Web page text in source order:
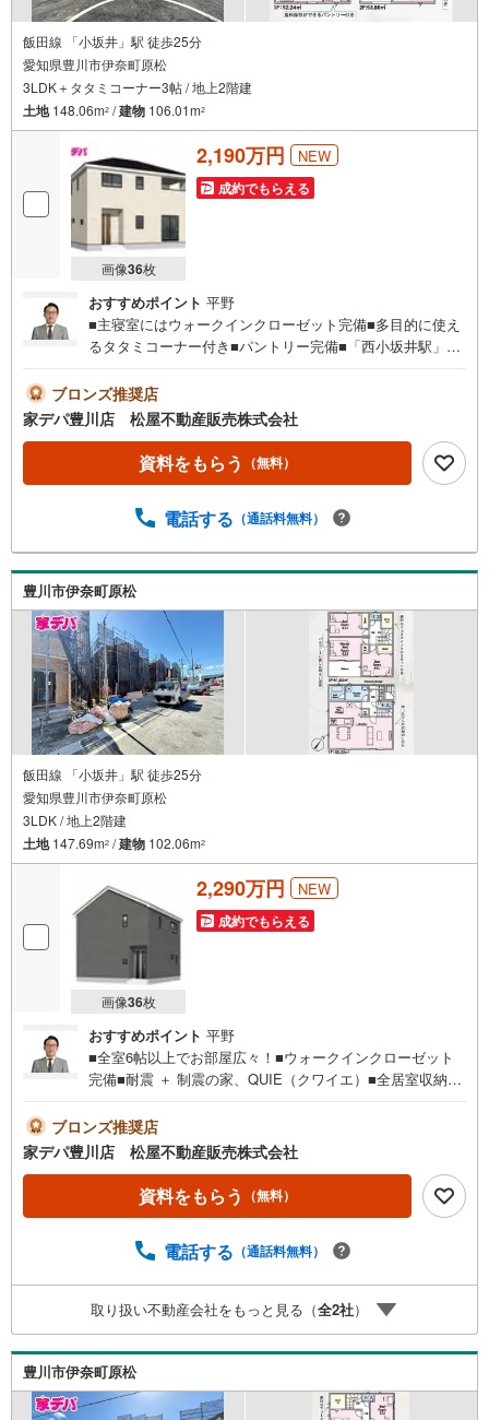
飯田線 「小坂井」駅 徒歩25分
愛知県豊川市伊奈町原松
3LDK＋タタミコーナー3帖 / 地上2階建
土地148.06m2 /建物 106.01m2
画像36枚
2,190万円 NEW
成約でもらえる
おすすめポイント 平野
■主寝室にはウォークインクローゼット完備■多目的に使え
るタタミコーナー付き■パントリー完備■「西小坂井駅」ま
すめポイント■ ・2部屋から出入り可能なバルコニーでお
洗濯物も楽ちん●家デパ 松屋不動産販売 のつよみ●・豊橋
市・豊川市・知立市・浜松市の4店舗営業中！三河エリア・
遠州エリアの物件ならおまかせください。新築戸建、中古
戸建、中古マンション、土地をお客様のご希望に合わせて
古物件をご購入の際、約70％という多くの方々がリフォー
ております。ぜひご家族そろってご来場ください。・営業
時間 午前9時00分～午後6時30分 （定休日:水曜日）この時
間帯はお電話でのお問い合わせがスムーズにご案内できま
す。右下の電話ボタンをタッチ！もしくはお気軽にお電話
ください。
ブロンズ推奨店
家デパ豊川店 松屋不動産販売株式会社
資料をもらう （無料）
電話する （通話料無料）
豊川市伊奈町原松
飯田線 「小坂井」駅 徒歩25分
愛知県豊川市伊奈町原松
3LDK / 地上2階建
土地147.69m2 /建物 102.06m2
画像36枚
2,290万円 NEW
成約でもらえる
おすすめポイント 平野
■全室6帖以上でお部屋広々！■ウォークインクローゼット
完備■耐震 ＋ 制震の家、QUIE（クワイエ）■全居室収納付
ルコニー■駐車3台可能■おすすめポイント ・大きな窓か
ら日差しが差し込むリビングは広さ20帖●家デパ 松屋不
動産販売 のつよみ●・豊橋市・豊川市・知立市・浜松市の4
店舗営業中！三河エリア・遠州エリアの物件ならおまかせ
ください。新築戸建、中古戸建、中古マンション、土地を
のリフォーム実績多数！中古物件をご購入の際、約70％と
す。・キッズスペース用意しております。ぜひご家族そろ
ってご来場ください。・営業時間 午前9時00分～午後6時30
分 （定休日:水曜日）この時間帯はお電話でのお問い合わせ
がスムーズにご案内できます。右下の電話ボタンをタッ
チ！もしくはお気軽にお電話ください。
ブロンズ推奨店
家デパ豊川店 松屋不動産販売株式会社
資料をもらう （無料）
電話する （通話料無料）
取り扱い不動産会社をもっと見る（全2社）
豊川市伊奈町原松